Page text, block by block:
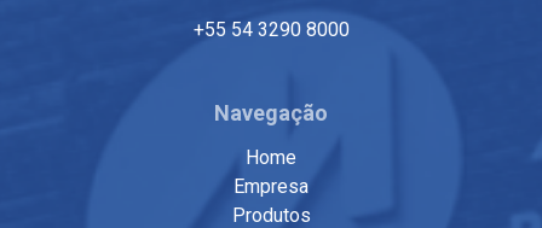
+55 54 3290 8000
Navegação
Home
Empresa
Produtos